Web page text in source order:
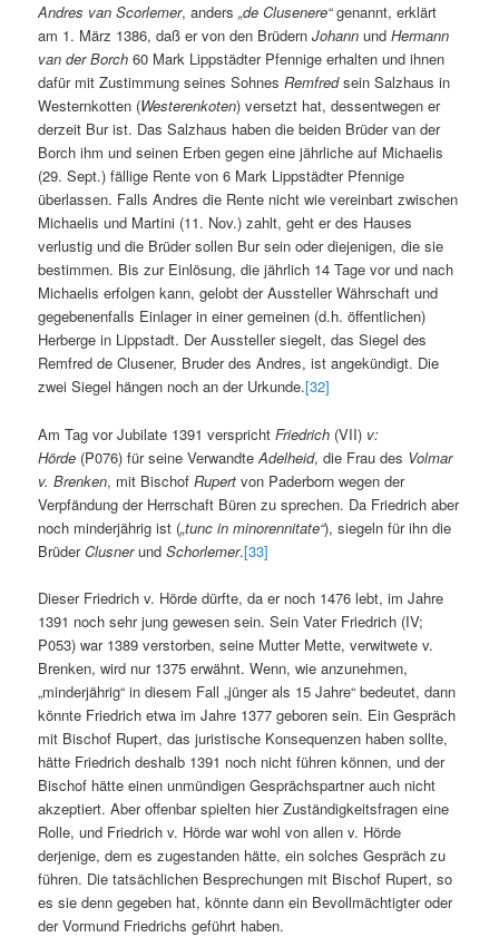
Andres van Scorlemer, anders „de Clusenere“genannt, erklärt
am 1. März 1386, daß er von den BrüdernJohann und Hermann
van der Borch 60 Mark Lippstädter Pfennige erhalten und ihnen
dafür mit Zustimmung seines SohnesRemfredsein Salzhaus in
Westernkotten (Westerenkoten) versetzt hat, dessentwegen er
derzeit Bur ist. Das Salzhaus haben die beiden Brüder van der
Borch ihm und seinen Erben gegen eine jährliche auf Michaelis
(29. Sept.) fällige Rente von 6 Mark Lippstädter Pfennige
überlassen. Falls Andres die Rente nicht wie vereinbart zwischen
Michaelis und Martini (11. Nov.) zahlt, geht er des Hauses
verlustig und die Brüder sollen Bur sein oder diejenigen, die sie
bestimmen. Bis zur Einlösung, die jährlich 14 Tage vor und nach
Michaelis erfolgen kann, gelobt der Aussteller Währschaft und
gegebenenfalls Einlager in einer gemeinen (d.h. öffentlichen)
Herberge in Lippstadt. Der Aussteller siegelt, das Siegel des
Remfred de Clusener, Bruder des Andres, ist angekündigt. Die
zwei Siegel hängen noch an der Urkunde.[32]
Am Tag vor Jubilate 1391 versprichtFriedrich (VII) v:
Hörde (P076) für seine VerwandteAdelheid, die Frau des Volmar
v. Brenken, mit BischofRupert von Paderborn wegen der
Verpfändung der Herrschaft Büren zu sprechen. Da Friedrich aber
noch minderjährig ist („tunc in minorennitate“), siegeln für ihn die
BrüderClusnerundSchorlemer.[33]
Dieser Friedrich v. Hörde dürfte, da er noch 1476 lebt, im Jahre
1391 noch sehr jung gewesen sein. Sein Vater Friedrich (IV;
P053) war 1389 verstorben, seine Mutter Mette, verwitwete v.
Brenken, wird nur 1375 erwähnt. Wenn, wie anzunehmen,
„minderjährig“ in diesem Fall „jünger als 15 Jahre“ bedeutet, dann
könnte Friedrich etwa im Jahre 1377 geboren sein. Ein Gespräch
mit Bischof Rupert, das juristische Konsequenzen haben sollte,
hätte Friedrich deshalb 1391 noch nicht führen können, und der
Bischof hätte einen unmündigen Gesprächspartner auch nicht
akzeptiert. Aber offenbar spielten hier Zuständigkeitsfragen eine
Rolle, und Friedrich v. Hörde war wohl von allen v. Hörde
derjenige, dem es zugestanden hätte, ein solches Gespräch zu
führen. Die tatsächlichen Besprechungen mit Bischof Rupert, so
es sie denn gegeben hat, könnte dann ein Bevollmächtigter oder
der Vormund Friedrichs geführt haben.